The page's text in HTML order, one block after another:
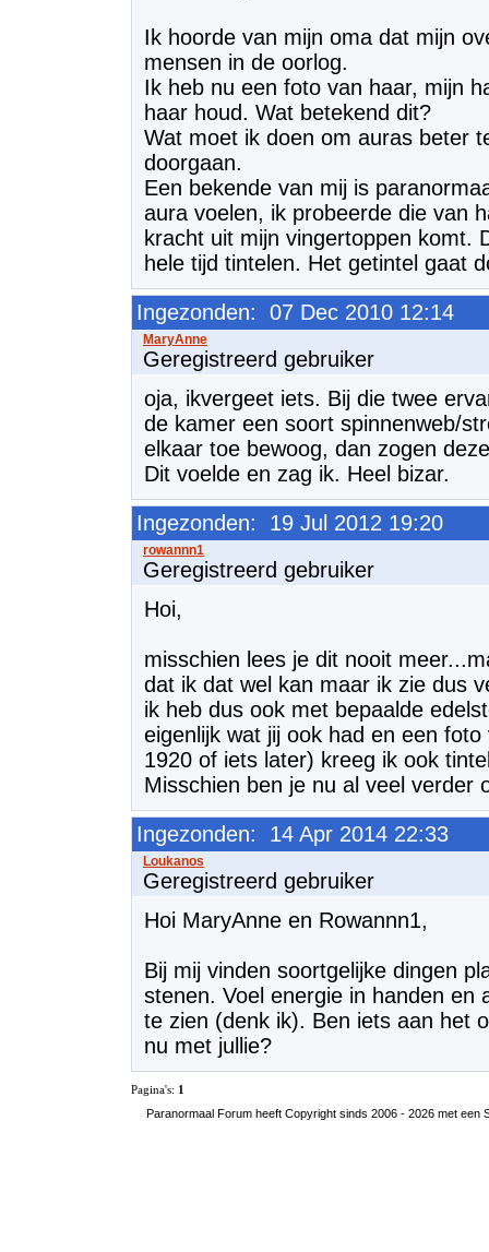
Ik hoorde van mijn oma dat mijn
mensen in de oorlog.
Ik heb nu een foto van haar, mijn
haar houd. Wat betekend dit?
Wat moet ik doen om auras beter
doorgaan.
Een bekende van mij is
aura voelen, ik probeerde die van
kracht uit mijn vingertoppen komt.
hele tijd tintelen. Het getintel gaat
Ingezonden: 07 Dec 2010 12:14
Geregistreerd gebruiker
oja, ikvergeet iets. Bij die twee
de kamer een soort spinnenweb/
elkaar toe bewoog, dan zogen
Dit voelde en zag ik. Heel bizar.
Ingezonden: 19 Jul 2012 19:20
Geregistreerd gebruiker
Hoi,
misschien lees je dit nooit
dat ik dat wel kan maar ik zie dus
ik heb dus ook met bepaalde
eigenlijk wat jij ook had en een
1920 of iets later) kreeg ik ook
Misschien ben je nu al veel verder
Ingezonden: 14 Apr 2014 22:33
Geregistreerd gebruiker
Hoi MaryAnne en Rowannn1,
Bij mij vinden soortgelijke dingen
stenen. Voel energie in handen en
te zien (denk ik). Ben iets aan het
nu met jullie?
Pagina's: 1
Paranormaal Forum heeft Copyright sinds 2006 - 2026 met een